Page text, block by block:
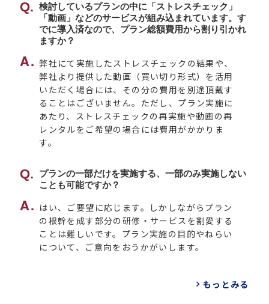
検討しているプランの中に「ストレスチェック」
「動画」などのサービスが組み込まれています。す
でに導入済なので、プラン総額費用から割り引かれ
ますか？
弊社にて実施したストレスチェックの結果や、
弊社より提供した動画（買い切り形式）を活用
いただく場合には、その分の費用を別途頂戴す
ることはございません。ただし、プラン実施に
あたり、ストレスチェックの再実施や動画の再
レンタルをご希望の場合には費用がかかりま
す。
プランの一部だけを実施する、一部のみ実施しない
ことも可能ですか？
はい、ご要望に応じます。しかしながらプラン
の根幹を成す部分の研修・サービスを割愛する
ことは難しいです。プラン実施の目的やねらい
について、ご意向をおうかがいします。
もっとみる